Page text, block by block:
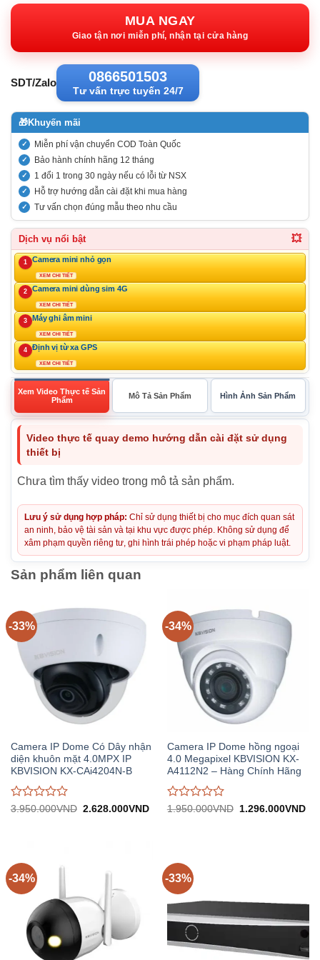
3.190.000VND.
MUA NGAY
Giao tận nơi miễn phí, nhận tại cửa hàng
SDT/Zalo 0866501503
Tư vấn trực tuyến 24/7
🎁Khuyến mãi
Miễn phí vận chuyển COD Toàn Quốc
Bảo hành chính hãng 12 tháng
1 đổi 1 trong 30 ngày nếu có lỗi từ NSX
Hỗ trợ hướng dẫn cài đặt khi mua hàng
Tư vấn chọn đúng mẫu theo nhu cầu
Dịch vụ nổi bật 💥
1 Camera mini nhỏ gọn
XEM CHI TIẾT
2 Camera mini dùng sim 4G
XEM CHI TIẾT
3 Máy ghi âm mini
XEM CHI TIẾT
4 Định vị từ xa GPS
XEM CHI TIẾT
Xem Video Thực tế Sản
Phẩm
Mô Tả Sản Phẩm Hình Ảnh Sản Phẩm
Video thực tế quay demo hướng dẫn cài đặt sử dụng
thiết bị
Chưa tìm thấy video trong mô tả sản phẩm.
Lưu ý sử dụng hợp pháp: Chỉ sử dụng thiết bị cho mục đích quan sát
an ninh, bảo vệ tài sản và tại khu vực được phép. Không sử dụng để
xâm phạm quyền riêng tư, ghi hình trái phép hoặc vi phạm pháp luật.
Sản phẩm liên quan
-33%
Camera IP Dome Có Dây nhận
diện khuôn mặt 4.0MPX IP
KBVISION KX-CAi4204N-B
Được
5
3.950.000VND Giá
2.628.000VNDGiá
-34%
Camera IP Dome hồng ngoại
4.0 Megapixel KBVISION KX-
A4112N2 – Hàng Chính Hãng
Được
5
1.950.000VND
Giá
1.296.000VNDGiá
-34% -33%